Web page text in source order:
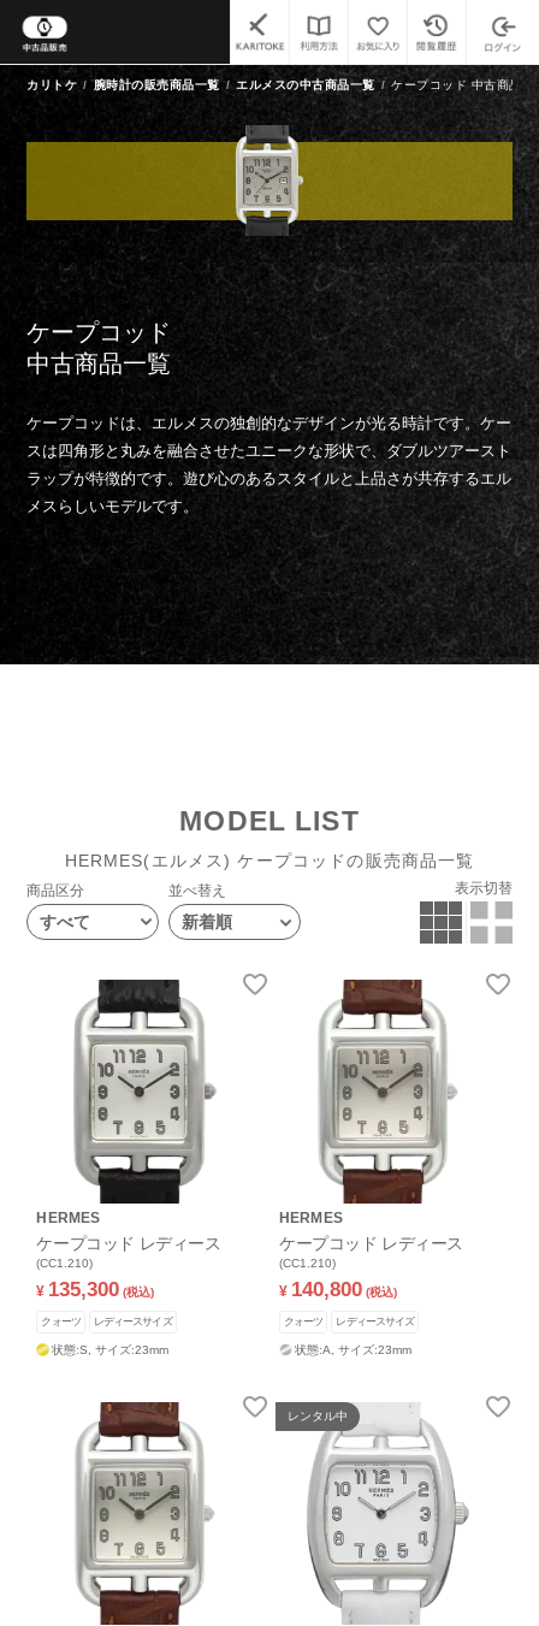
カリトケ 腕時計の販売商品一覧 エルメスの中古商品一覧 ケープコッド 中古商品一
ケープコッド
中古商品一覧
ケープコッドは、エルメスの独創的なデザインが光る時計です。ケー
スは四角形と丸みを融合させたユニークな形状で、ダブルツアースト
ラップが特徴的です。遊び心のあるスタイルと上品さが共存するエル
メスらしいモデルです。
MODEL LIST
HERMES(エルメス) ケープコッドの販売商品一覧
商品区分
すべて
並べ替え 表示切替
HERMES
ケープコッド レディース
(CC1.210)
¥ 135,300 (税込)
クォーツ レディースサイズ
状態:S, サイズ:23mm
HERMES
ケープコッド レディース
(CC1.210)
¥ 140,800 (税込)
クォーツ レディースサイズ
状態:A, サイズ:23mm
レンタル中